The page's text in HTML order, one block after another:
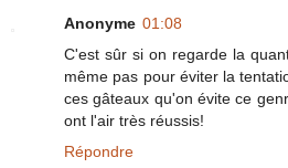
Anonyme 01:08
C'est sûr si on regarde la
même pas pour éviter la
ces gâteaux qu'on évite ce
ont l'air très réussis!
Répondre